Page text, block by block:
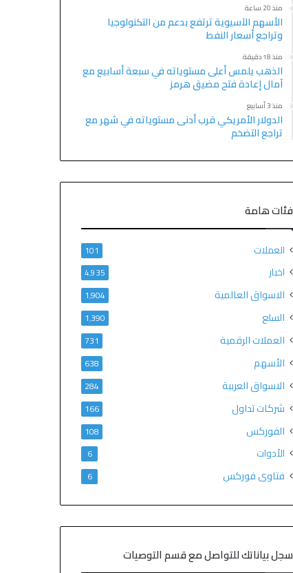
منذ 20 ساعة
الأسهم الآسيوية ترتفع بدعم من التكنولوجيا
وتراجع أسعار النفط
منذ 18 دقيقة
الذهب يلمس أعلى مستوياته في سبعة أسابيع مع
آمال إعادة فتح مضيق هرمز
منذ 3 أسابيع
الدولار الأمريكي قرب أدنى مستوياته في شهر مع
تراجع التضخم
فئات هامة
العملات 101
اخبار 4٬935
الاسواق العالمية 1٬904
السلع 1٬390
العملات الرقمية 731
الأسهم 638
الاسواق العربية 284
شركات تداول 166
الفوركس 108
الأدوات 6
فتاوى فوركس 6
سجل بياناتك للتواصل مع قسم التوصيات